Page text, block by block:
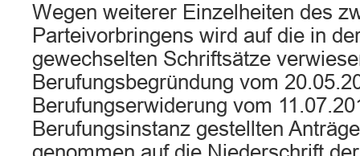
Wegen weiterer Einzelheiten des
Parteivorbringens wird auf die in
gewechselten Schriftsätze
Berufungsbegründung vom
Berufungserwiderung vom
Berufungsinstanz gestellten